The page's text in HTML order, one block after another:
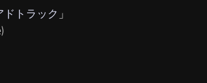
トラック 」